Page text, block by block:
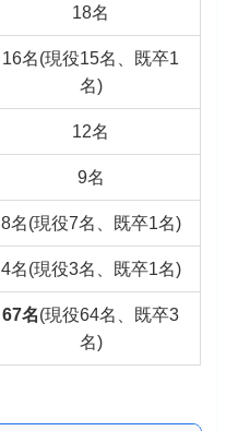
18名
16名(現役15名、既卒1
名)
12名
9名
8名(現役7名、既卒1名)
4名(現役3名、既卒1名)
67名(現役64名、既卒3
名)